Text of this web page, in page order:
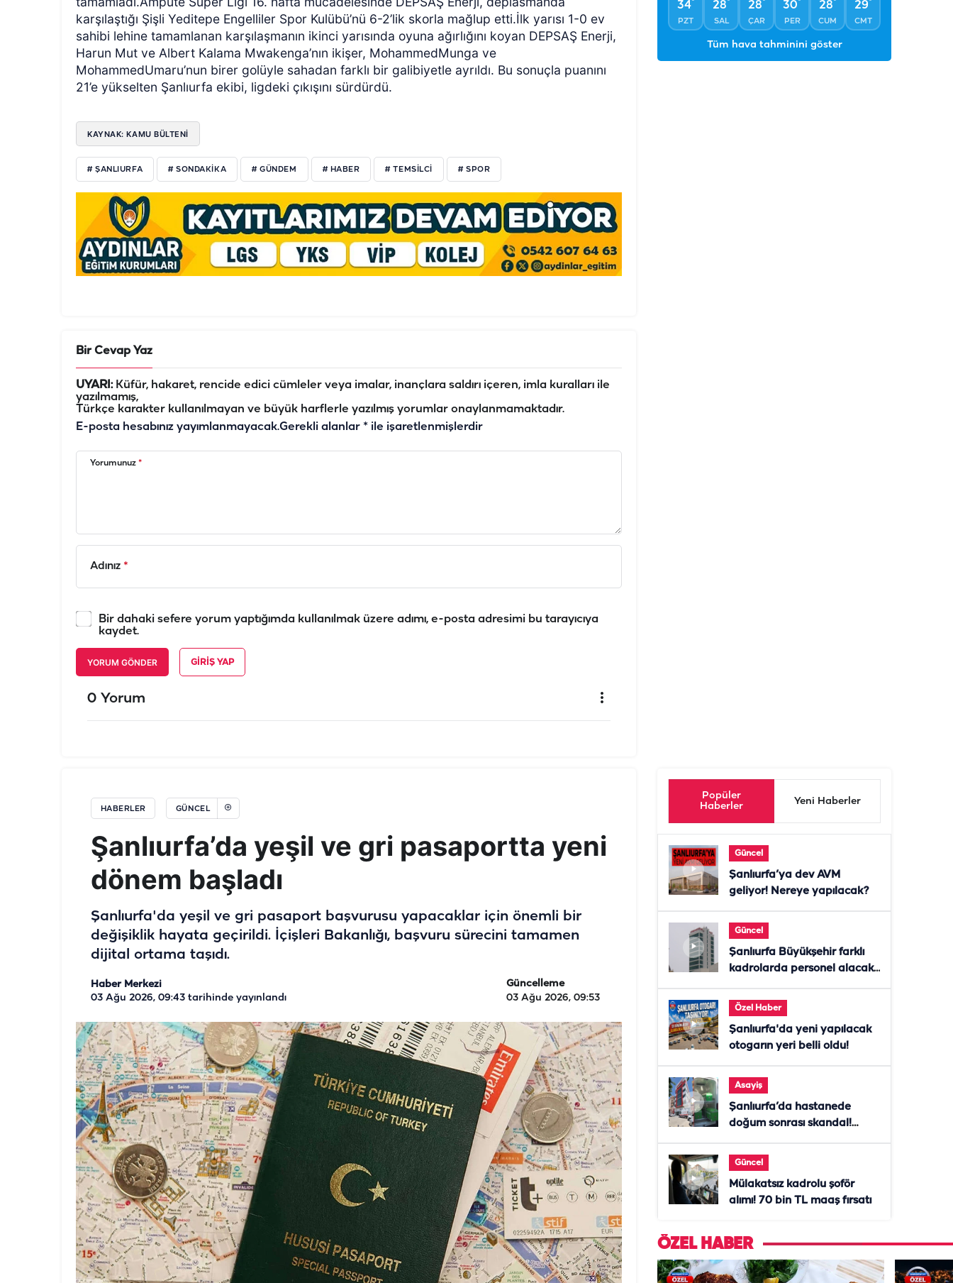
karşılaştığı Şişli Yeditepe Engelliler Spor Kulübü’nü 6-2’lik skorla mağlup etti.İlk yarısı 1-0 ev
sahibi lehine tamamlanan karşılaşmanın ikinci yarısında oyuna ağırlığını koyan DEPSAŞ Enerji,
Harun Mut ve Albert Kalama Mwakenga’nın ikişer, MohammedMunga ve
MohammedUmaru’nun birer golüyle sahadan farklı bir galibiyetle ayrıldı. Bu sonuçla puanını
21’e yükselten Şanlıurfa ekibi, ligdeki çıkışını sürdürdü.
KAYNAK: KAMU BÜLTENI
# ŞANLIURFA # SONDAKIKA # GÜNDEM # HABER # TEMSILCI # SPOR
Bir Cevap Yaz
UYARI:Küfür, hakaret, rencide edici cümleler veya imalar, inançlara saldırı içeren, imla kuralları ile
yazılmamış,
Türkçe karakter kullanılmayan ve büyük harflerle yazılmış yorumlar onaylanmamaktadır.
E-posta hesabınız yayımlanmayacak.Gerekli alanlar * ile işaretlenmişlerdir
Yorumunuz *
Adınız *
Bir dahaki sefere yorum yaptığımda kullanılmak üzere adımı, e-posta adresimi bu tarayıcıya
kaydet.
YORUM GÖNDER GIRIŞ YAP
0 Yorum
34
PZT
28
SAL
28
ÇAR
30
PER
28
CUM
29
CMT
Tüm hava tahminini göster
HABERLER GÜNCEL
Şanlıurfa’da yeşil ve gri pasaportta yeni
dönem başladı
Şanlıurfa'da yeşil ve gri pasaport başvurusu yapacaklar için önemli bir
değişiklik hayata geçirildi. İçişleri Bakanlığı, başvuru sürecini tamamen
dijital ortama taşıdı.
Haber Merkezi
03 Ağu 2026, 09:43 tarihinde yayınlandı
Güncelleme
03 Ağu 2026, 09:53
Popüler
Haberler
Yeni Haberler
Güncel
Şanlıurfa’ya dev AVM
geliyor! Nereye yapılacak?
Güncel
Şanlıurfa Büyükşehir farklı
kadrolarda personel alacak!
Özel Haber
Şanlıurfa'da yeni yapılacak
otogarın yeri belli oldu!
Asayiş
Şanlıurfa’da hastanede
doğum sonrası skandal!
Güncel
Mülakatsız kadrolu şoför
alımı! 70 bin TL maaş fırsatı
ÖZEL HABER